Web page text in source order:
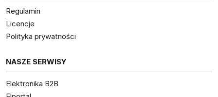
Regulamin
Licencje
Polityka prywatności
NASZE SERWISY
Elektronika B2B